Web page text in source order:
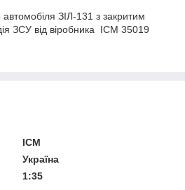
автомобіля ЗІЛ-131 з закритим
ЗСУ від віробника ICM 35019
ICM
Україна
1:35